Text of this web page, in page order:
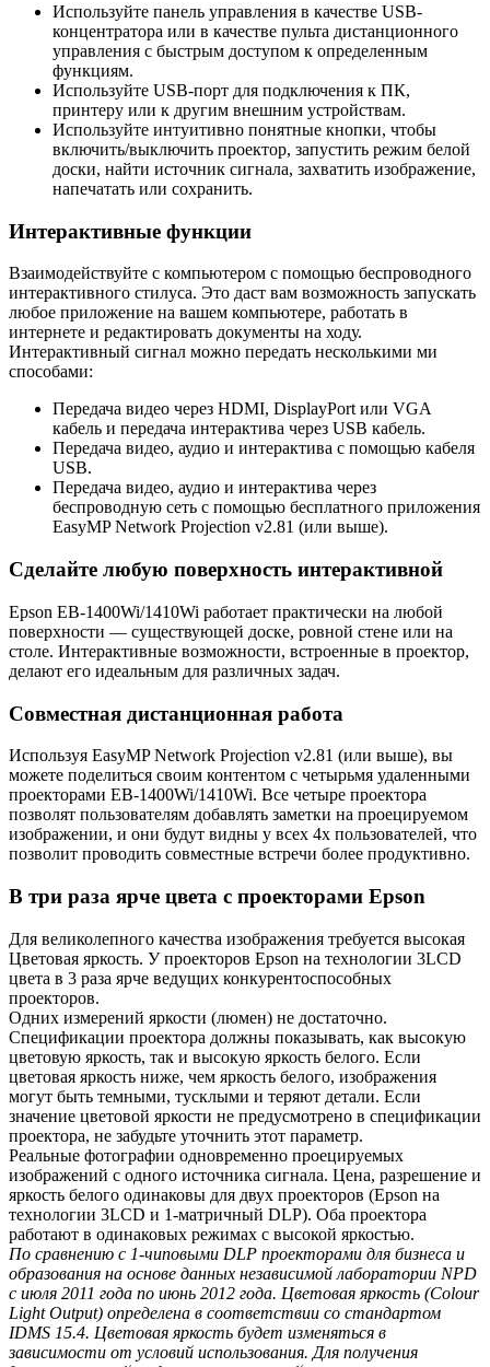
Используйте панель управления в качестве USB-
концентратора или в качестве пульта дистанционного
управления с быстрым доступом к определенным
функциям.
Используйте USB-порт для подключения к ПК,
принтеру или к другим внешним устройствам.
Используйте интуитивно понятные кнопки, чтобы
включить/выключить проектор, запустить режим белой
доски, найти источник сигнала, захватить изображение,
напечатать или сохранить.
Интерактивные функции
Взаимодействуйте с компьютером с помощью беспроводного
интерактивного стилуса. Это даст вам возможность запускать
любое приложение на вашем компьютере, работать в
интернете и редактировать документы на ходу.
Интерактивный сигнал можно передать несколькими ми
способами:
Передача видео через HDMI, DisplayPort или VGA
кабель и передача интерактива через USB кабель.
Передача видео, аудио и интерактива с помощью кабеля
USB.
Передача видео, аудио и интерактива через
беспроводную сеть с помощью бесплатного приложения
EasyMP Network Projection v2.81 (или выше).
Сделайте любую поверхность интерактивной
Epson EB-1400Wi/1410Wi работает практически на любой
поверхности — существующей доске, ровной стене или на
столе. Интерактивные возможности, встроенные в проектор,
делают его идеальным для различных задач.
Совместная дистанционная работа
Используя EasyMP Network Projection v2.81 (или выше), вы
можете поделиться своим контентом с четырьмя удаленными
проекторами EB-1400Wi/1410Wi. Все четыре проектора
позволят пользователям добавлять заметки на проецируемом
изображении, и они будут видны у всех 4х пользователей, что
позволит проводить совместные встречи более продуктивно.
В три раза ярче цвета с проекторами Epson
Для великолепного качества изображения требуется высокая
Цветовая яркость. У проекторов Epson на технологии 3LCD
цвета в 3 раза ярче ведущих конкурентоспособных
проекторов.
Одних измерений яркости (люмен) не достаточно.
Спецификации проектора должны показывать, как высокую
цветовую яркость, так и высокую яркость белого. Если
цветовая яркость ниже, чем яркость белого, изображения
могут быть темными, тусклыми и теряют детали. Если
значение цветовой яркости не предусмотрено в спецификации
проектора, не забудьте уточнить этот параметр.
Реальные фотографии одновременно проецируемых
изображений с одного источника сигнала. Цена, разрешение и
яркость белого одинаковы для двух проекторов (Epson на
технологии 3LCD и 1-матричный DLP). Оба проектора
работают в одинаковых режимах с высокой яркостью.
По сравнению с 1-чиповыми DLP проекторами для бизнеса и
образования на основе данных независимой лаборатории NPD
с июля 2011 года по июнь 2012 года. Цветовая яркость (Colour
Light Output) определена в соответствии со стандартом
IDMS 15.4. Цветовая яркость будет изменяться в
зависимости от условий использования. Для получения